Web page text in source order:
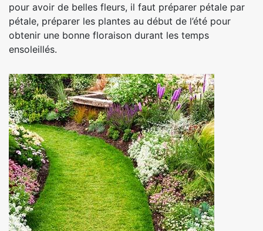
pour avoir de belles fleurs, il faut préparer pétale par
pétale, préparer les plantes au début de l’été pour
obtenir une bonne floraison durant les temps
ensoleillés.